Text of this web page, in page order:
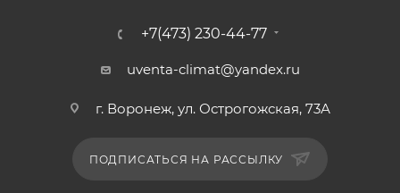
+7(473) 230-44-77
uventa-climat@yandex.ru
г. Воронеж, ул. Острогожская, 73А
ПОДПИСАТЬСЯ НА РАССЫЛКУ